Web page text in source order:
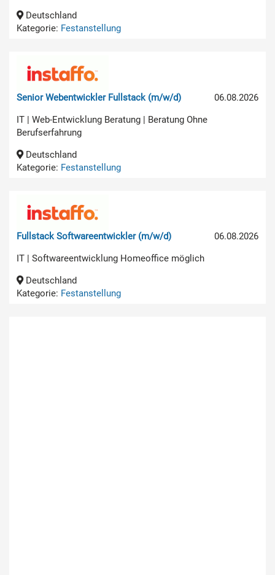
Deutschland
Kategorie: Festanstellung
06.08.2026
Senior Webentwickler Fullstack (m/w/d)
IT | Web-Entwicklung Beratung | Beratung Ohne
Berufserfahrung
Deutschland
Kategorie: Festanstellung
06.08.2026
Fullstack Softwareentwickler (m/w/d)
IT | Softwareentwicklung Homeoffice möglich
Deutschland
Kategorie: Festanstellung